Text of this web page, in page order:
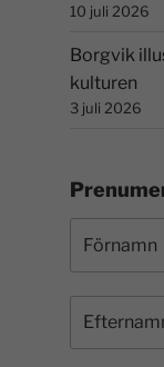
10 juli 2026
Borgvik
kulturen
3 juli 2026